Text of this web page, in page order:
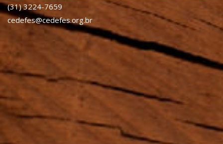
(31) 3224-7659
cedefes@cedefes.org.br